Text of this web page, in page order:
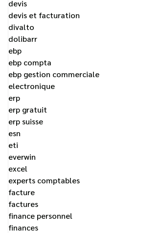
devis
devis et facturation
divalto
dolibarr
ebp
ebp compta
ebp gestion commerciale
electronique
erp
erp gratuit
erp suisse
esn
eti
everwin
excel
experts comptables
facture
factures
finance personnel
finances